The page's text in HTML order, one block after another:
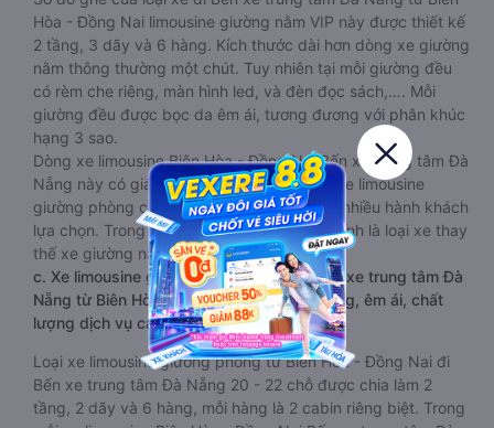
Hòa - Đồng Nai limousine giường nằm VIP này được thiết kế
2 tầng, 3 dãy và 6 hàng. Kích thước dài hơn dòng xe giường
nằm thông thường một chút. Tuy nhiên tại mỗi giường đều
có rèm che riêng, màn hình led, và đèn đọc sách,…. Mỗi
giường đều được bọc da êm ái, tương đương với phân khúc
hạng 3 sao.
Dòng xe limousine Biên Hòa - Đồng Nai Bến xe trung tâm Đà
Nẵng này có giá cả phải chăng hơn dòng xe limousine
giường phòng cabin 22 chỗ và đang được nhiều hành khách
lựa chọn. Trong tương lai không xa, đây chính là loại xe thay
thế xe giường nằm thông thường.
c. Xe limousine giường phòng cabin đi Bến xe trung tâm Đà
Nẵng từ Biên Hòa - Đồng Nai VIP sang trọng, êm ái, chất
lượng dịch vụ cao 20 -22 chỗ
Loại xe limousine giường phòng từ Biên Hòa - Đồng Nai đi
Bến xe trung tâm Đà Nẵng 20 - 22 chỗ được chia làm 2
tầng, 2 dãy và 6 hàng, mỗi hàng là 2 cabin riêng biệt. Trong